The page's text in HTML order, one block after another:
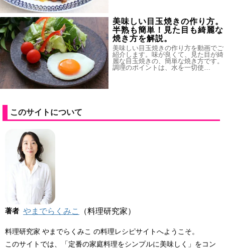
美味しい目玉焼きの作り方。
半熟も簡単！見た目も綺麗な
焼き方を解説。
美味しい目玉焼きの作り方を動画でご
紹介します。味が良くて、見た目が綺
麗な目玉焼きの、簡単な焼き方です。
調理のポイントは、水を一切使…
このサイトについて
著者 やまでらくみこ （料理研究家）
料理研究家 やまでらくみこ の料理レシピサイトへようこそ。
このサイトでは、「定番の家庭料理をシンプルに美味しく」をコン